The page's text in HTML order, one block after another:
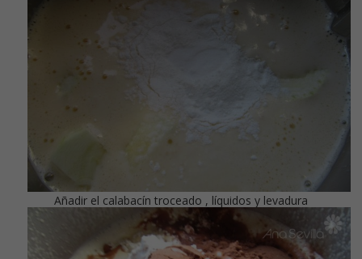
Añadir el calabacín troceado , líquidos y levadura